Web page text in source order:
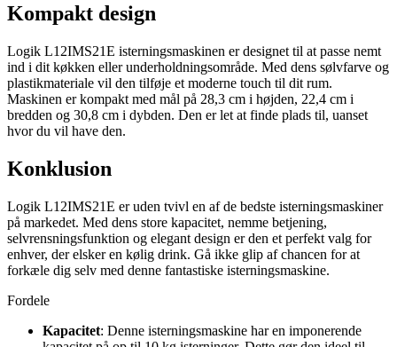
Kompakt design
Logik L12IMS21E isterningsmaskinen er designet til at passe nemt
ind i dit køkken eller underholdningsområde. Med dens sølvfarve og
plastikmateriale vil den tilføje et moderne touch til dit rum.
Maskinen er kompakt med mål på 28,3 cm i højden, 22,4 cm i
bredden og 30,8 cm i dybden. Den er let at finde plads til, uanset
hvor du vil have den.
Konklusion
Logik L12IMS21E er uden tvivl en af de bedste isterningsmaskiner
på markedet. Med dens store kapacitet, nemme betjening,
selvrensningsfunktion og elegant design er den et perfekt valg for
enhver, der elsker en kølig drink. Gå ikke glip af chancen for at
forkæle dig selv med denne fantastiske isterningsmaskine.
Fordele
Kapacitet: Denne isterningsmaskine har en imponerende